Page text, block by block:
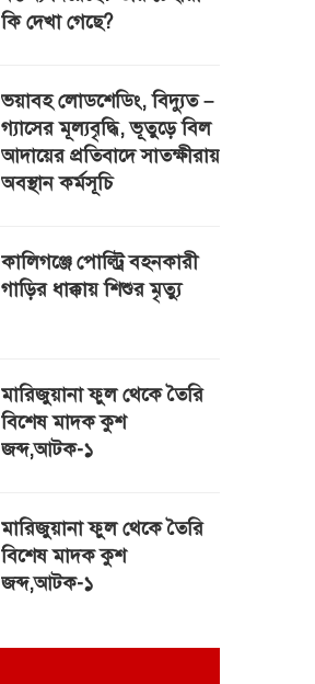
কি দেখা গেছে?
ভয়াবহ লোডশেডিং, বিদ্যুত –
গ্যাসের মূল্যবৃদ্ধি, ভূতুড়ে বিল
আদায়ের প্রতিবাদে সাতক্ষীরায়
অবস্থান কর্মসূচি
কালিগঞ্জে পোল্ট্রি বহনকারী
গাড়ির ধাক্কায় শিশুর মৃত্যু
মারিজুয়ানা ফুল থেকে তৈরি
বিশেষ মাদক কুশ
জব্দ,আটক-১
মারিজুয়ানা ফুল থেকে তৈরি
বিশেষ মাদক কুশ
জব্দ,আটক-১